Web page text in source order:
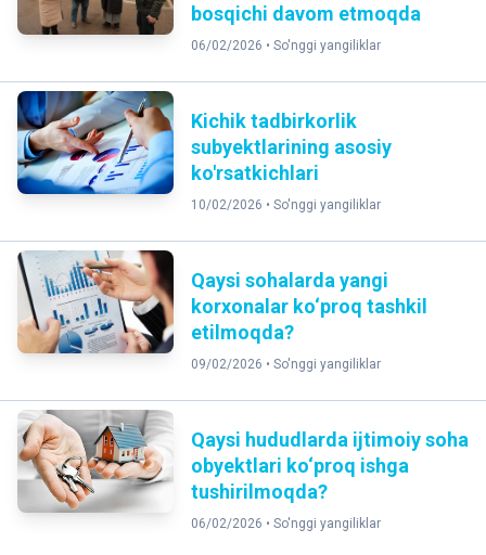
bosqichi davom etmoqda
06/02/2026 • So'nggi yangiliklar
Kichik tadbirkorlik
subyektlarining asosiy
ko'rsatkichlari
10/02/2026 • So'nggi yangiliklar
Qaysi sohalarda yangi
korxonalar ko‘proq tashkil
etilmoqda?
09/02/2026 • So'nggi yangiliklar
Qaysi hududlarda ijtimoiy soha
obyektlari ko‘proq ishga
tushirilmoqda?
06/02/2026 • So'nggi yangiliklar